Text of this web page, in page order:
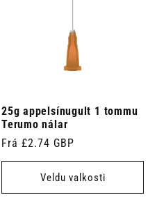
25g appelsínugult 1 tommu
Terumo nálar
Venjulegt
verð
Frá £2.74 GBP
Veldu valkosti